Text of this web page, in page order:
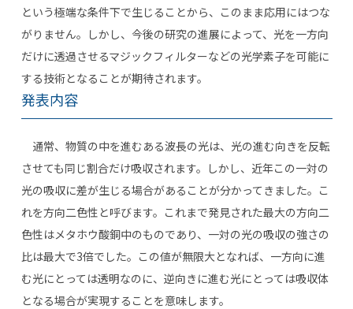
という極端な条件下で生じることから、このまま応用にはつな
がりません。しかし、今後の研究の進展によって、光を一方向
だけに透過させるマジックフィルターなどの光学素子を可能に
する技術となることが期待されます。
発表内容
通常、物質の中を進むある波長の光は、光の進む向きを反転
させても同じ割合だけ吸収されます。しかし、近年この一対の
光の吸収に差が生じる場合があることが分かってきました。こ
れを方向二色性と呼びます。これまで発見された最大の方向二
色性はメタホウ酸銅中のものであり、一対の光の吸収の強さの
比は最大で3倍でした。この値が無限大となれば、一方向に進
む光にとっては透明なのに、逆向きに進む光にとっては吸収体
となる場合が実現することを意味します。